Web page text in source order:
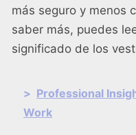
más seguro y menos
saber más, puedes
significado de los
> Professional
Work